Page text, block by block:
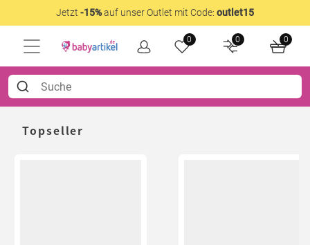
Jetzt -15%auf unser Outlet mit Code: outlet15
0 0 0
Topseller